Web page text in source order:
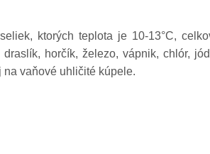
ktorých teplota je 10-13°C,
horčík, železo, vápnik, chlór,
vaňové uhličité kúpele.